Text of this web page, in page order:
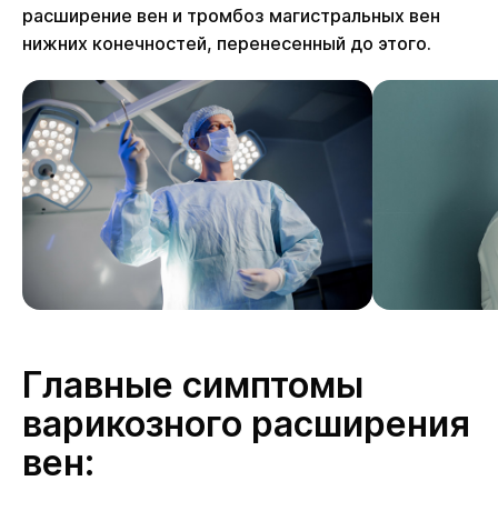
расширение вен и тромбоз магистральных вен
нижних конечностей, перенесенный до этого.
Главные симптомы
варикозного расширения
вен: